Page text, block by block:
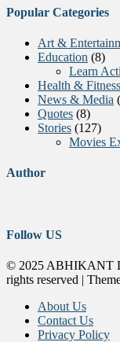
Popular Categories
Art &
Education (8)
Learn
Health & Fitness
News & Media
Quotes (8)
Stories (127)
Movies
Author
Follow US
© 2025 ABHIKANT
rights reserved |
About Us
Contact Us
Privacy Policy